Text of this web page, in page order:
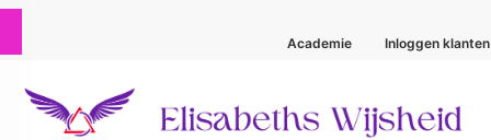
Academie Inloggen klanten